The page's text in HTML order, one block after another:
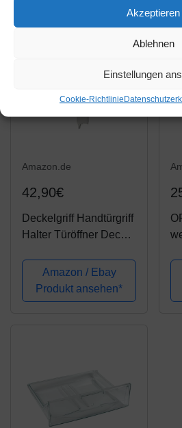
Akzeptieren
Ablehnen
Einstellungen
Cookie-Richtlinie
Amazon.de
42,90€
Deckelgriff Handtürgriff
Halter Türöffner Deckel
ORIGINAL Liebherr
7422853 Kühlschrank
Gefrierschrank auch
Amazon / Ebay
Produkt ansehen*